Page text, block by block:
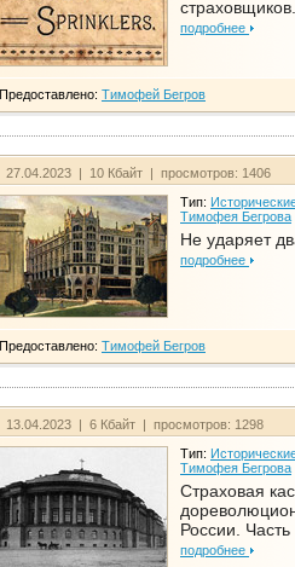
подробнее
Предоставлено: Тимофей Бегров
27.04.2023 | 10 Кбайт | просмотров: 1406
Тип:
Тимофея Бегрова
Не ударяет
подробнее
Предоставлено: Тимофей Бегров
13.04.2023 | 6 Кбайт | просмотров: 1298
Тип:
Тимофея Бегрова
Страховая
России. Часть
подробнее